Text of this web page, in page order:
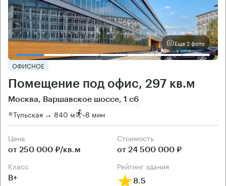
Еще 2 фото
ОФИСНОЕ
Помещение под офис, 297 кв.м
Москва, Варшавское шоссе, 1 с6
Тульская → 840 м ~8 мин
Цена
от 250 000 ₽/кв.м
Cтоимость
от 24 500 000 ₽
класс
B+
рейтинг здания
8.5